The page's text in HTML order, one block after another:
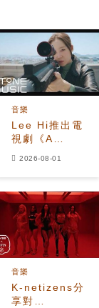
Lee Hi推出電
視劇《A
Flower》MV
音樂
2026-08-01
K-netizens分
享對
音樂